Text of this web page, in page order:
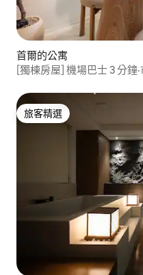
首爾的公寓
[獨棟房屋] 機場巴士 3 分鐘
旅客精選
旅客精選